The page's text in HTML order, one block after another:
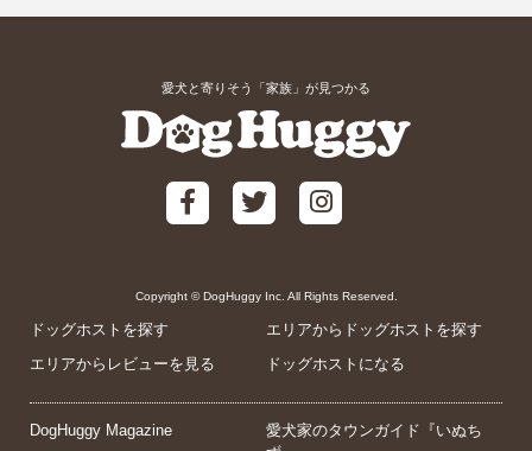
愛犬と寄りそう「家族」が見つかる
Copyright © DogHuggy Inc. All Rights Reserved.
ドッグホストを探す
エリアからドッグホストを探す
エリアからレビューを見る
ドッグホストになる
DogHuggy Magazine
愛犬家のタウンガイド『いぬち